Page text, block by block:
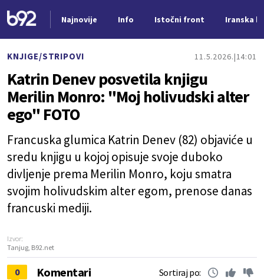
Najnovije Info Istočni front Iranska
KNJIGE/STRIPOVI 11.5.2026. 14:01
Katrin Denev posvetila knjigu
Merilin Monro: "Moj holivudski alter
ego" FOTO
Francuska glumica Katrin Denev (82) objaviće u
sredu knjigu u kojoj opisuje svoje duboko
divljenje prema Merilin Monro, koju smatra
svojim holivudskim alter egom, prenose danas
francuski mediji.
Izvor:
Tanjug, B92.net
0 Komentari Sortiraj po: